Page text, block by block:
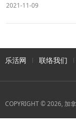
2021-11-09
乐活网 联络我们
COPYRIGHT © 2026, 加